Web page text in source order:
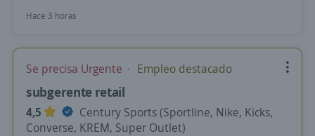
Hace 3 horas
Se precisa Urgente Empleo destacado
subgerente retail
4,5
Century Sports (Sportline, Nike, Kicks,
Converse, KREM, Super Outlet)